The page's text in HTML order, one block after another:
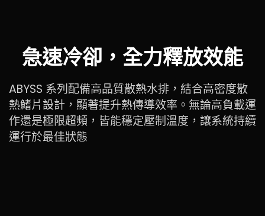
急速冷卻，全力釋放效能
ABYSS 系列配備高品質散熱水排，結合高密度散
熱鰭片設計，顯著提升熱傳導效率。無論高負載運
作還是極限超頻，皆能穩定壓制溫度，讓系統持續
運行於最佳狀態